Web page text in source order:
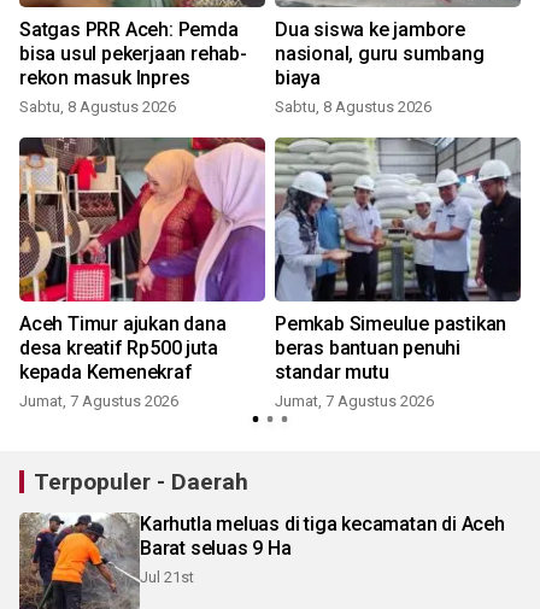
Satgas PRR Aceh: Pemda
bisa usul pekerjaan rehab-
rekon masuk Inpres
Sabtu, 8 Agustus 2026
Dua siswa ke jambore
nasional, guru sumbang
biaya
Sabtu, 8 Agustus 2026
Aceh Timur ajukan dana
desa kreatif Rp500 juta
kepada Kemenekraf
Jumat, 7 Agustus 2026
Pemkab Simeulue pastikan
beras bantuan penuhi
standar mutu
Jumat, 7 Agustus 2026
Terpopuler - Daerah
Karhutla meluas di tiga kecamatan di Aceh
Barat seluas 9 Ha
Jul 21st